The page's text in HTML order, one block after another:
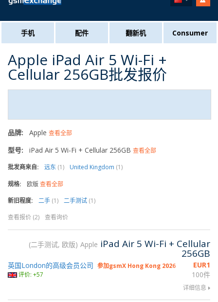
手机 配件 翻新机 Consumer
Apple iPad Air 5 Wi-Fi +
Cellular 256GB批发报价
品牌: Apple 查看全部
型号: iPad Air 5 Wi-Fi + Cellular 256GB 查看全部
批发商来自:
远东 (1) United Kingdom (1)
规格: 欧版 查看全部
新旧程度:
二手 (1) 二手测试 (1)
查看报价 (2)
查看询价
二手测试, 欧版 Apple iPad Air 5 Wi-Fi + Cellular
256GB
EUR1
100件
英国London的高级会员公司 参加gsmX Hong Kong 2026
评价: +57
详细信息